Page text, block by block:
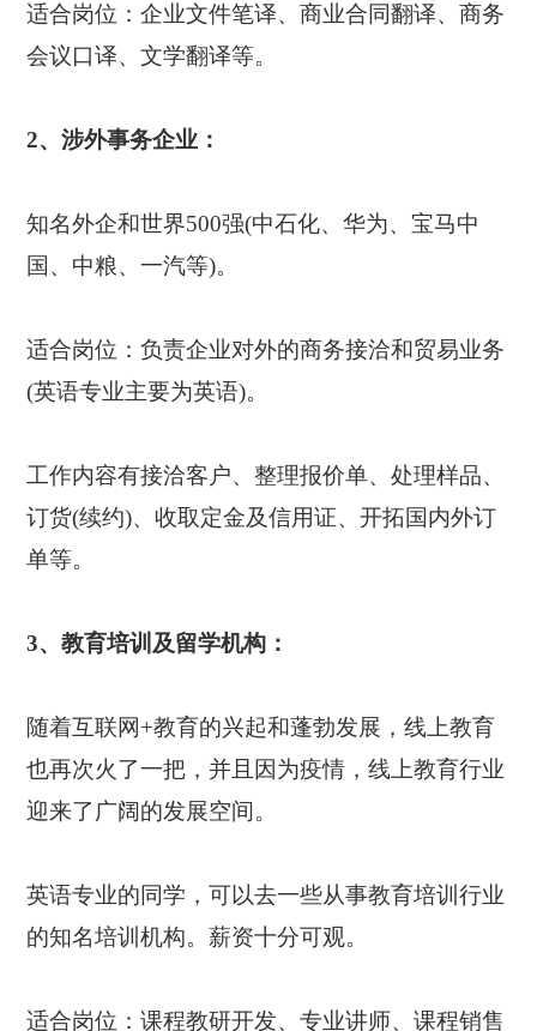
适合岗位：企业文件笔译、商业合同翻译、商务
会议口译、文学翻译等。
2、涉外事务企业：
知名外企和世界500强(中石化、华为、宝马中
国、中粮、一汽等)。
适合岗位：负责企业对外的商务接洽和贸易业务
(英语专业主要为英语)。
工作内容有接洽客户、整理报价单、处理样品、
订货(续约)、收取定金及信用证、开拓国内外订
单等。
3、教育培训及留学机构：
随着互联网+教育的兴起和蓬勃发展，线上教育
也再次火了一把，并且因为疫情，线上教育行业
迎来了广阔的发展空间。
英语专业的同学，可以去一些从事教育培训行业
的知名培训机构。薪资十分可观。
适合岗位：课程教研开发、专业讲师、课程销售